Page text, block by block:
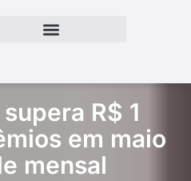
R$ 1
em maio
mensal